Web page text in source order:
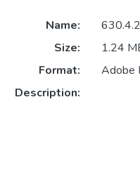
Name:
Size:
1.24
Format:
Adobe
Description: